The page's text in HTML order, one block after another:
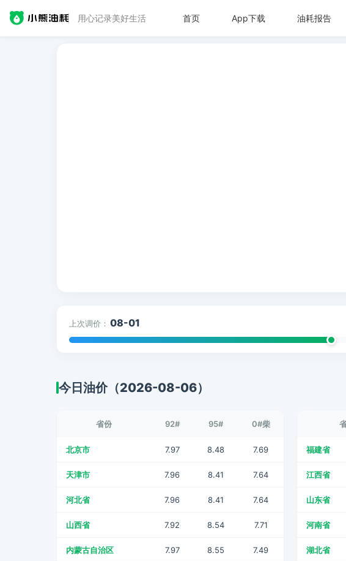
用心记录美好生活 首页 App下载 油耗报告
上次调价： 08-01
今日油价（2026-08-06）
省份 92# 95# 0#柴
北京市 7.97 8.48 7.69
天津市 7.96 8.41 7.64
河北省 7.96 8.41 7.64
山西省 7.92 8.54 7.71
内蒙古自治区 7.97 8.55 7.49
福建省
江西省
山东省
河南省
湖北省